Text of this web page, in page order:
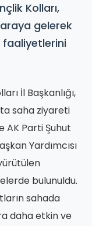
Kolları,
gelerek
faaliyetlerini
İl Başkanlığı,
saha ziyareti
AK Parti Şuhut
Yardımcısı
bulunuldu.
sahada
daha etkin ve